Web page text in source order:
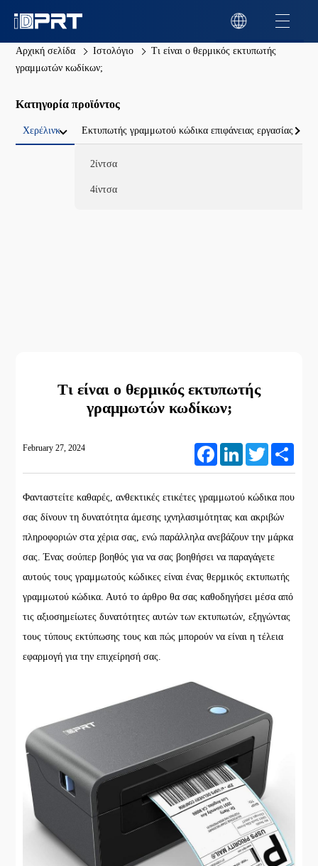
Αρχική σελίδα Ιστολόγιο
Τι είναι ο θερμικός εκτυπωτής
γραμμωτών κωδίκων;
Κατηγορία προϊόντος
Χερέλινκ Εκτυπωτής γραμμωτού κώδικα επιφάνειας εργασίας
2ίντσα
4ίντσα
Τι είναι ο θερμικός εκτυπωτής
γραμμωτών κωδίκων;
February 27, 2024 FacebookLinkedIn Twitter
Φανταστείτε καθαρές, ανθεκτικές ετικέτες γραμμωτού κώδικα που
σας δίνουν τη δυνατότητα άμεσης ιχνηλασιμότητας και ακριβών
πληροφοριών στα χέρια σας, ενώ παράλληλα ανεβάζουν την μάρκα
σας. Ένας σούπερ βοηθός για να σας βοηθήσει να παραγάγετε
αυτούς τους γραμμωτούς κώδικες είναι ένας θερμικός εκτυπωτής
γραμμωτού κώδικα. Αυτό το άρθρο θα σας καθοδηγήσει μέσα από
τις αξιοσημείωτες δυνατότητες αυτών των εκτυπωτών, εξηγώντας
τους τύπους εκτύπωσης τους και πώς μπορούν να είναι η τέλεια
εφαρμογή για την επιχείρησή σας.